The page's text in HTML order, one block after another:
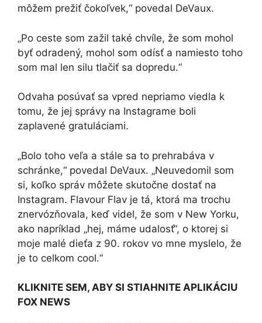
môžem prežiť čokoľvek,“ povedal DeVaux.
„Po ceste som zažil také chvíle, že som mohol
byť odradený, mohol som odísť a namiesto toho
som mal len silu tlačiť sa dopredu.“
Odvaha posúvať sa vpred nepriamo viedla k
tomu, že jej správy na Instagrame boli
zaplavené gratuláciami.
„Bolo toho veľa a stále sa to prehrabáva v
schránke,“ povedal DeVaux. „Neuvedomil som
si, koľko správ môžete skutočne dostať na
Instagram. Flavour Flav je tá, ktorá ma trochu
znervózňovala, keď videl, že som v New Yorku,
ako napríklad „hej, máme udalosť“, o ktorej si
moje malé dieťa z 90. rokov vo mne myslelo, že
je to celkom cool.“
KLIKNITE SEM, ABY SI STIAHNITE APLIKÁCIU
FOX NEWS